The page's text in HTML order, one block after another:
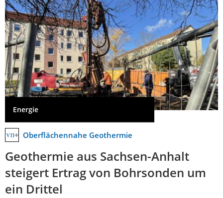
Energie
Oberflächennahe Geothermie
Geothermie aus Sachsen-Anhalt
steigert Ertrag von Bohrsonden um
ein Drittel